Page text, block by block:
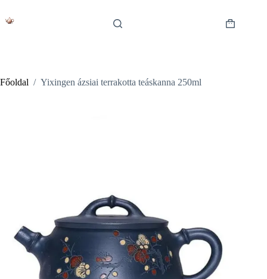
content
Shopping
Főoldal / Yixingen ázsiai terrakotta teáskanna 250ml